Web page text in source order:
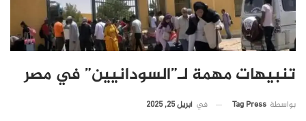
تنبيهات مهمة لـ”السودانيين” في مصر
بواسطة Tag Press في أبريل 25, 2025